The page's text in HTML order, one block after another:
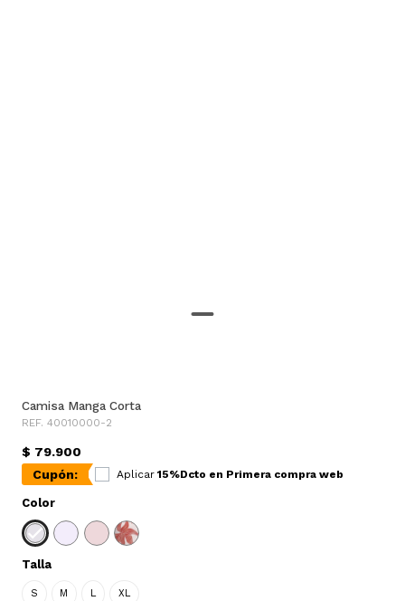
Camisa Manga Corta
REF. 40010000-2
$ 79.900
Cupón:
Aplicar 15%Dcto en Primera compra web
Color
Talla
S M L XL